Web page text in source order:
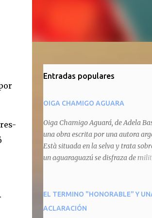
Entradas populares
OIGA CHAMIGO AGUARA
Oiga Chamigo Aguará, de Adela
una obra escrita por una autora
Està situada en la selva y trata
un aguaraguazú se disfraza de
animal que pretenda circular por
primera instancia aparece Teteu, el
EL TERMINO "HONORABLE" Y
ACLARACIÓN